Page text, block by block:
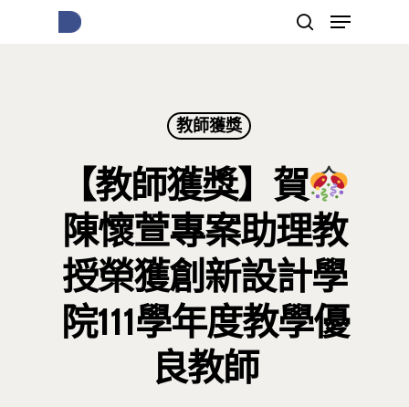
按下Enter開始搜尋，或Esc關閉跳窗
教師獲獎
【教師獲獎】賀
陳懷萱專案助理教
授榮獲創新設計學
院111學年度教學優
良教師